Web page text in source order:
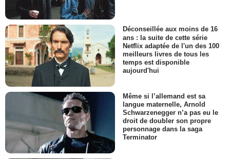
Déconseillée aux moins de 16
ans : la suite de cette série
Netflix adaptée de l'un des 100
meilleurs livres de tous les
temps est disponible
aujourd'hui
Même si l’allemand est sa
langue maternelle, Arnold
Schwarzenegger n’a pas eu le
droit de doubler son propre
personnage dans la saga
Terminator